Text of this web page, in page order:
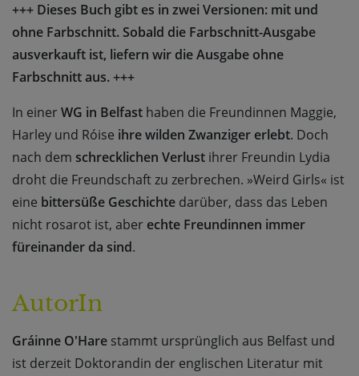
+++ Dieses Buch gibt es in zwei Versionen: mit und
ohne Farbschnitt. Sobald die Farbschnitt-Ausgabe
ausverkauft ist, liefern wir die Ausgabe ohne
Farbschnitt aus. +++
In einerWG in Belfast haben die Freundinnen Maggie,
Harley und Róise ihre wilden Zwanziger erlebt. Doch
nach dem schrecklichen Verlust ihrer Freundin Lydia
droht die Freundschaft zu zerbrechen. »Weird Girls« ist
eine bittersüße Geschichte darüber, dass das Leben
nicht rosarot ist, aber echte Freundinnen immer
füreinander da sind.
AutorIn
Gráinne O'Hare stammt ursprünglich aus Belfast und
ist derzeit Doktorandin der englischen Literatur mit